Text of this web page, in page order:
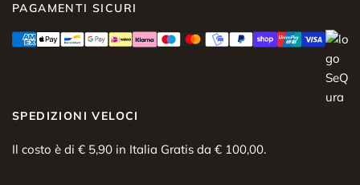
PAGAMENTI SICURI
SPEDIZIONI VELOCI
Il costo è di € 5,90 in Italia Gratis da € 100,00.